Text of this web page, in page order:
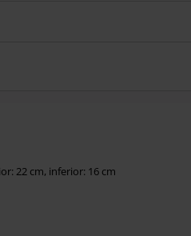
Códigos promocionales.. Quedan
Broilers, Die Ärzte, Die Toten
y artículos que incluyan una
22 cm, inferior: 16 cm